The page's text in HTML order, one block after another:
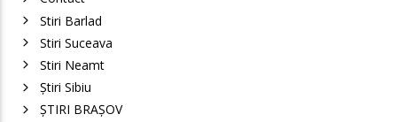
Stiri Barlad
Stiri Suceava
Stiri Neamt
Știri Sibiu
ȘTIRI BRAȘOV